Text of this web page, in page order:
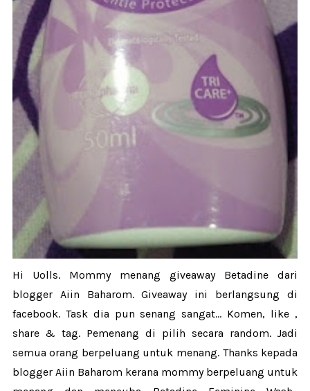
Hi Uolls. Mommy menang giveaway Betadine dari
blogger Aiin Baharom. Giveaway ini berlangsung di
facebook. Task dia pun senang sangat... Komen, like ,
share & tag. Pemenang di pilih secara random. Jadi
semua orang berpeluang untuk menang. Thanks kepada
blogger Aiin Baharom kerana mommy berpeluang untuk